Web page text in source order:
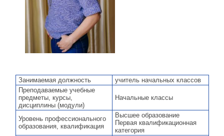
Занимаемая должность
учитель начальных классов
Преподаваемые учебные
предметы, курсы,
дисциплины (модули)
Начальные классы
Уровень профессионального
образования, квалификация
Высшее образование
Первая квалификационная
категория